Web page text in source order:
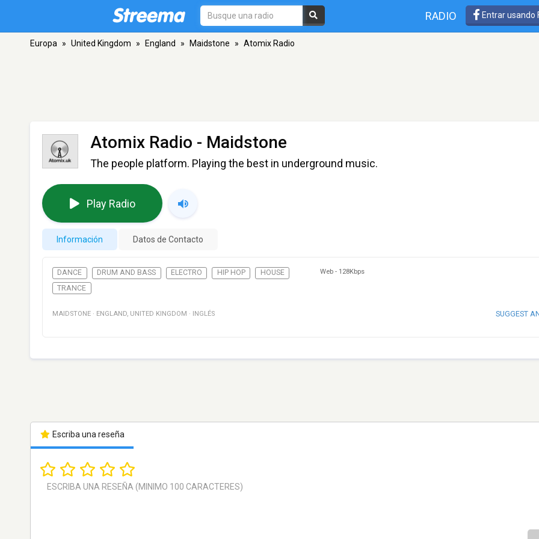
RADIO Entrar usando
Europa » United Kingdom » England » Maidstone » Atomix Radio
Atomix Radio - Maidstone
The people platform. Playing the best in underground music.
Play Radio
Información Datos de Contacto
DANCE DRUM AND BASS ELECTRO HIP HOP
HOUSE
TRANCE
Web - 128Kbps
MAIDSTONE · ENGLAND, UNITED KINGDOM · INGLÉS SUGGEST
Escriba una reseña